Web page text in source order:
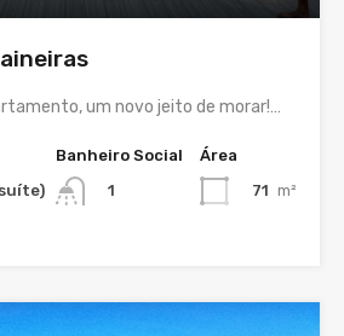
um novo jeito de morar!…
Banheiro Social
1
Área
71 m²